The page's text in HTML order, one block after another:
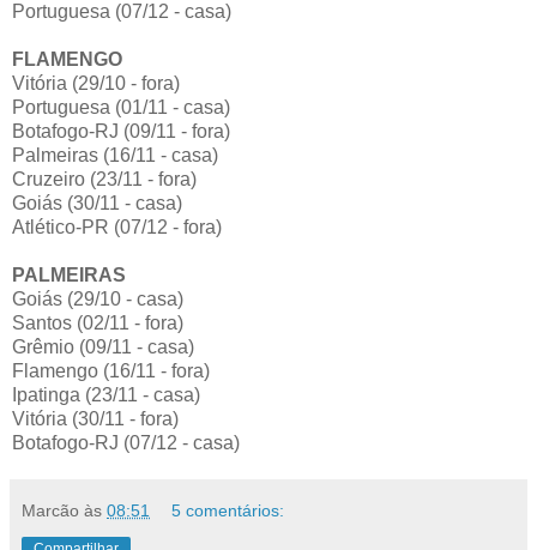
Portuguesa (07/12 - casa)
FLAMENGO
Vitória (29/10 - fora)
Portuguesa (01/11 - casa)
Botafogo-RJ (09/11 - fora)
Palmeiras (16/11 - casa)
Cruzeiro (23/11 - fora)
Goiás (30/11 - casa)
Atlético-PR (07/12 - fora)
PALMEIRAS
Goiás (29/10 - casa)
Santos (02/11 - fora)
Grêmio (09/11 - casa)
Flamengo (16/11 - fora)
Ipatinga (23/11 - casa)
Vitória (30/11 - fora)
Botafogo-RJ (07/12 - casa)
Marcão às 08:51 5 comentários: